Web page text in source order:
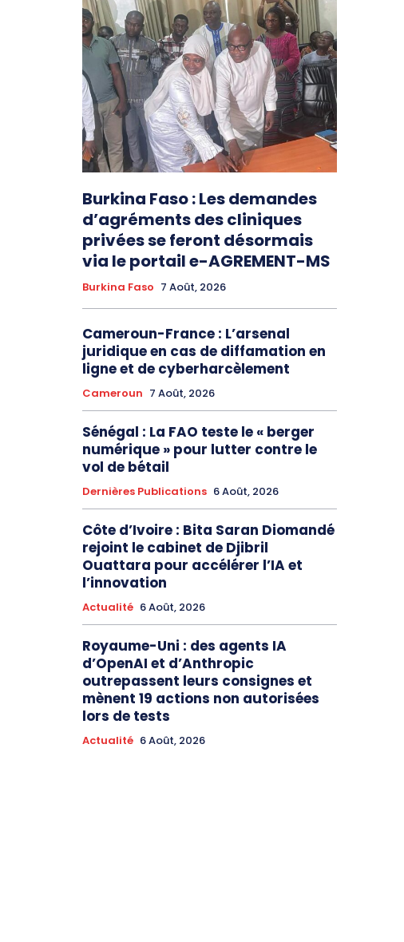
Burkina Faso : Les demandes
d’agréments des cliniques
privées se feront désormais
via le portail e-AGREMENT-MS
Burkina Faso 7 Août, 2026
Cameroun-France : L’arsenal
juridique en cas de diffamation en
ligne et de cyberharcèlement
Cameroun 7 Août, 2026
Sénégal : La FAO teste le « berger
numérique » pour lutter contre le
vol de bétail
Dernières Publications 6 Août, 2026
Côte d’Ivoire : Bita Saran Diomandé
rejoint le cabinet de Djibril
Ouattara pour accélérer l’IA et
l’innovation
Actualité 6 Août, 2026
Royaume-Uni : des agents IA
d’OpenAI et d’Anthropic
outrepassent leurs consignes et
mènent 19 actions non autorisées
lors de tests
Actualité 6 Août, 2026